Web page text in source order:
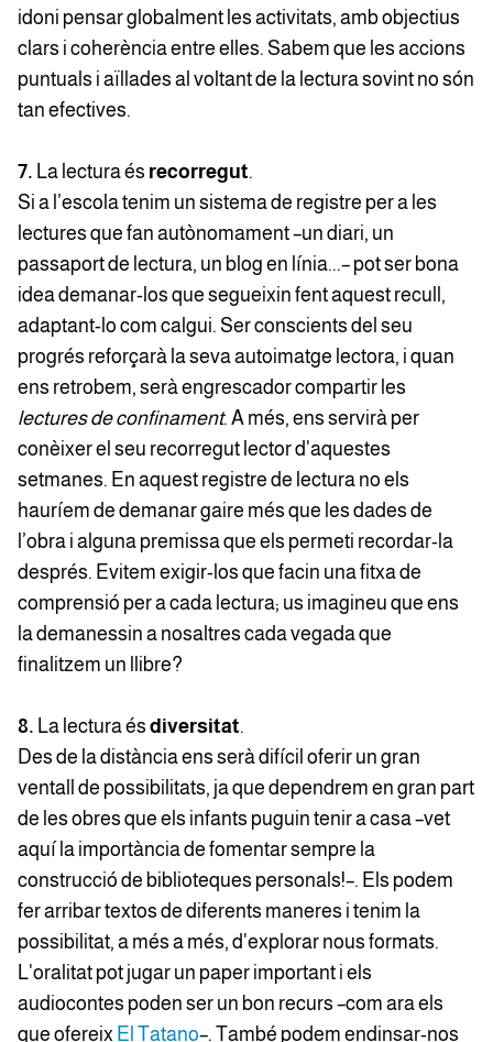
idoni pensar globalment les activitats, amb objectius
clars i coherència entre elles. Sabem que les accions
puntuals i aïllades al voltant de la lectura sovint no són
tan efectives.
7. La lectura és recorregut.
Si a l’escola tenim un sistema de registre per a les
lectures que fan autònomament –un diari, un
passaport de lectura, un blog en línia...– pot ser bona
idea demanar-los que segueixin fent aquest recull,
adaptant-lo com calgui. Ser conscients del seu
progrés reforçarà la seva autoimatge lectora, i quan
ens retrobem, serà engrescador compartir les
lectures de confinament. A més, ens servirà per
conèixer el seu recorregut lector d'aquestes
setmanes. En aquest registre de lectura no els
hauríem de demanar gaire més que les dades de
l’obra i alguna premissa que els permeti recordar-la
després. Evitem exigir-los que facin una fitxa de
comprensió per a cada lectura; us imagineu que ens
la demanessin a nosaltres cada vegada que
finalitzem un llibre?
8. La lectura és diversitat.
Des de la distància ens serà difícil oferir un gran
ventall de possibilitats, ja que dependrem en gran part
de les obres que els infants puguin tenir a casa –vet
aquí la importància de fomentar sempre la
construcció de biblioteques personals!–. Els podem
fer arribar textos de diferents maneres i tenim la
possibilitat, a més a més, d'explorar nous formats.
L'oralitat pot jugar un paper important i els
audiocontes poden ser un bon recurs –com ara els
que ofereix El Tatano–. També podem endinsar-nos